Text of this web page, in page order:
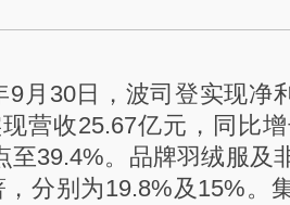
30日，波司登实现净
营收25.67亿元，同比
至39.4%。品牌羽绒服及
分别为19.8%及15%。